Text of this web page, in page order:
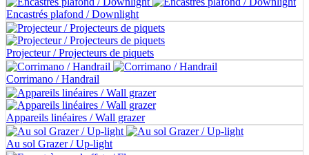
Encastrés plafond / Downlight
Projecteur / Projecteurs de piquets
Corrimano / Handrail
Appareils linéaires / Wall grazer
Au sol Grazer / Up-light